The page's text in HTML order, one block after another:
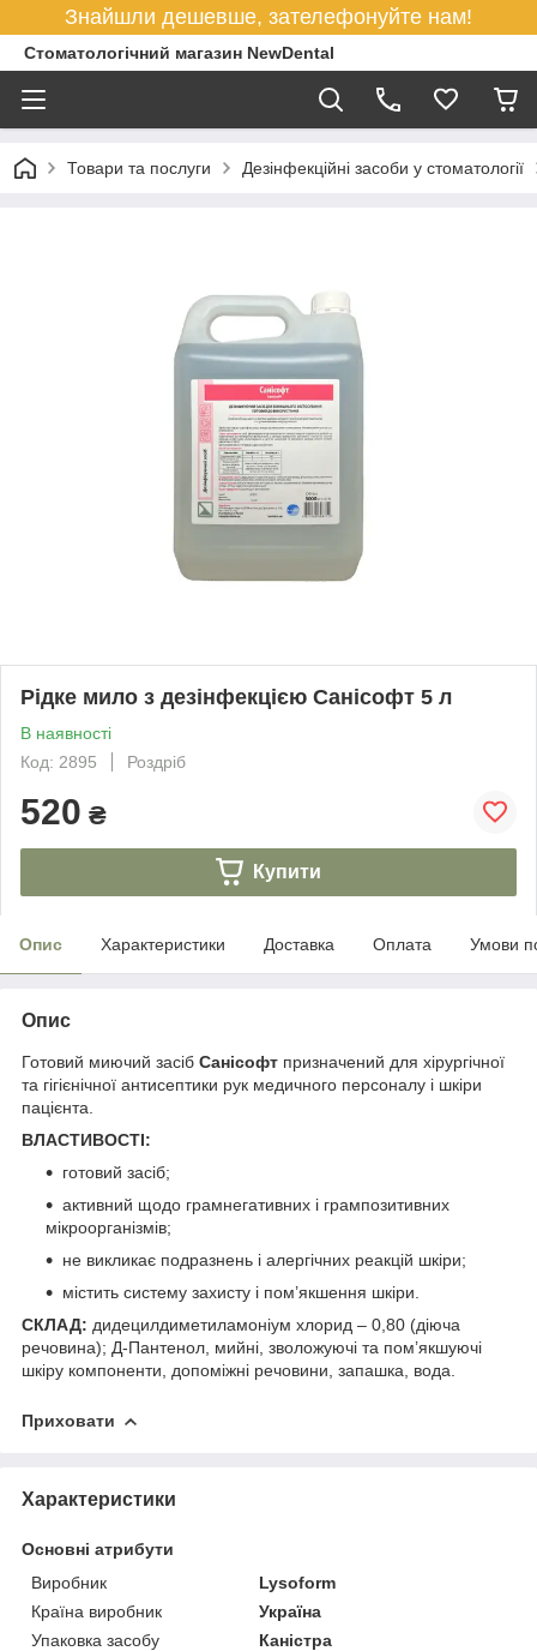
Знайшли дешевше, зателефонуйте нам!
Стоматологічний магазин NewDental
Товари та послуги Дезінфекційні засоби у стоматології
Рідке мило з дезінфекцією Санісофт 5 л
В наявності
Код: 2895
Роздріб
520 ₴
Купити
Опис Характеристики Доставка Оплата Умови
Опис
Готовий миючий засіб Санісофт призначений для хірургічної
та гігієнічної антисептики рук медичного персоналу і шкіри
пацієнта.
ВЛАСТИВОСТІ:
готовий засіб;
активний щодо грамнегативних і грампозитивних
мікроорганізмів;
не викликає подразнень і алергічних реакцій шкіри;
містить систему захисту і пом’якшення шкіри.
СКЛАД: дидецилдиметиламоніум хлорид – 0,80 (діюча
речовина); Д-Пантенол, мийні, зволожуючі та пом’якшуючі
шкіру компоненти, допоміжні речовини, запашка, вода.
Приховати
Характеристики
Основні атрибути
Виробник
Lysoform
Країна виробник
Україна
Упаковка засобу
Каністра